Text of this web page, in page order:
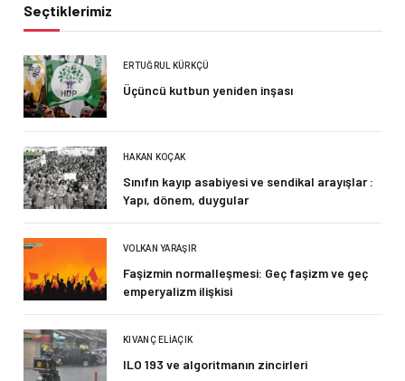
Seçtiklerimiz
ERTUĞRUL KÜRKÇÜ
Üçüncü kutbun yeniden inşası
HAKAN KOÇAK
Sınıfın kayıp asabiyesi ve sendikal arayışlar :
Yapı, dönem, duygular
VOLKAN YARAŞIR
Faşizmin normalleşmesi: Geç faşizm ve geç
emperyalizm ilişkisi
KIVANÇ ELIAÇIK
ILO 193 ve algoritmanın zincirleri